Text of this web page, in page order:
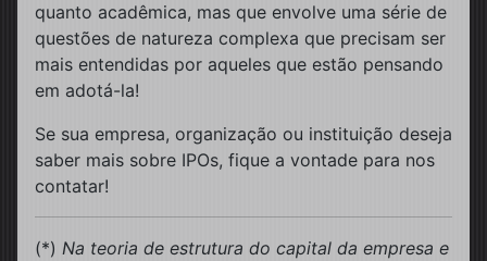
quanto acadêmica, mas que envolve uma série de
questões de natureza complexa que precisam ser
mais entendidas por aqueles que estão pensando
em adotá-la!
Se sua empresa, organização ou instituição deseja
saber mais sobre IPOs, fique a vontade para nos
contatar!
(*) Na teoria de estrutura do capital da empresa e